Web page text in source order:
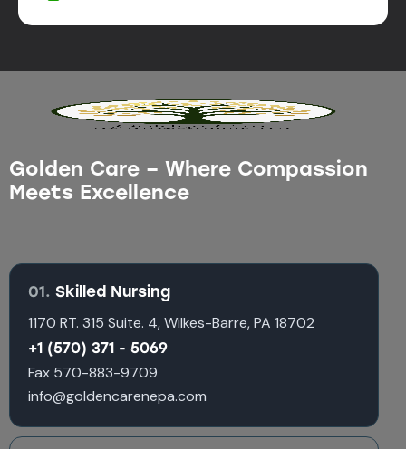
Golden Care – Where Compassion
Meets Excellence
01. Skilled Nursing
1170 RT. 315 Suite. 4, Wilkes-Barre, PA 18702
+1 (570) 371 - 5069
Fax 570-883-9709
info@goldencarenepa.com